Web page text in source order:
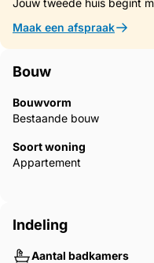
Jouw tweede huis begint
Maak een afspraak
Bouw
Bouwvorm
Bestaande bouw
Soort woning
Appartement
Indeling
Aantal badkamers